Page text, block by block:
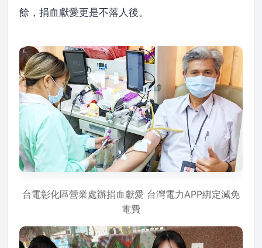
餘，捐血獻愛更是不落人後。
台電彰化區營業處辦捐血獻愛 台灣電力APP綁定減免
電費